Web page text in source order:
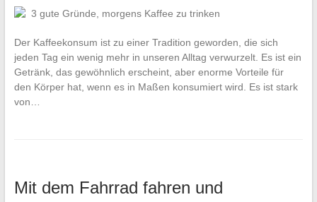
Der Kaffeekonsum ist zu einer Tradition geworden, die sich
jeden Tag ein wenig mehr in unseren Alltag verwurzelt. Es ist ein
Getränk, das gewöhnlich erscheint, aber enorme Vorteile für
den Körper hat, wenn es in Maßen konsumiert wird. Es ist stark
von…
Mit dem Fahrrad fahren und